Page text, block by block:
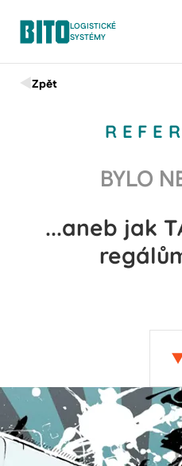
LOGISTICKÉ
SYSTÉMY
Zpět
BYLO
...aneb jak